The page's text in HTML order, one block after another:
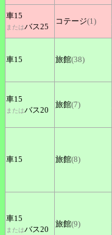
車15
またはバス25
コテージ(1)
車15 旅館(38)
車15
またはバス20
旅館(7)
車15 旅館(8)
車15
またはバス20
旅館(9)